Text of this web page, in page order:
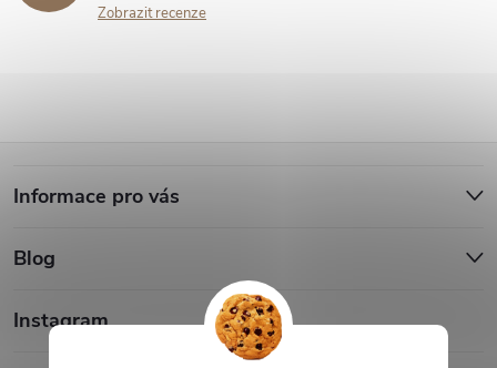
Zobrazit recenze
p
a
Informace pro vás
Blog
Instagram